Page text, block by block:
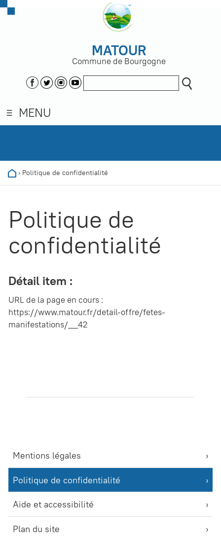
MATOUR
Commune de Bourgogne
MENU
› Politique de confidentialité
Mentions légales
Politique de confidentialité
Aide et accessibilité
Plan du site
Politique de
confidentialité
Détail item :
URL de la page en cours :
https://www.matour.fr/detail-offre/fetes-
manifestations/__42